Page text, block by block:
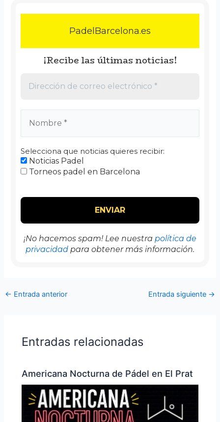
PadelBarcelona.es
¡Recibe las últimas noticias!
Selecciona que noticias quieres recibir:
Noticias Padel
Torneos padel en Barcelona
¡No hacemos spam! Lee nuestra política de
privacidad para obtener más información.
← Entrada anterior Entrada siguiente →
Entradas relacionadas
Americana Nocturna de Pádel en El Prat